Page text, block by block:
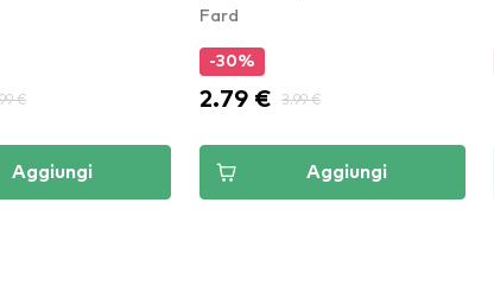
€
Aggiungi
-10%
8.99 € 9.99 €
Aggiungi